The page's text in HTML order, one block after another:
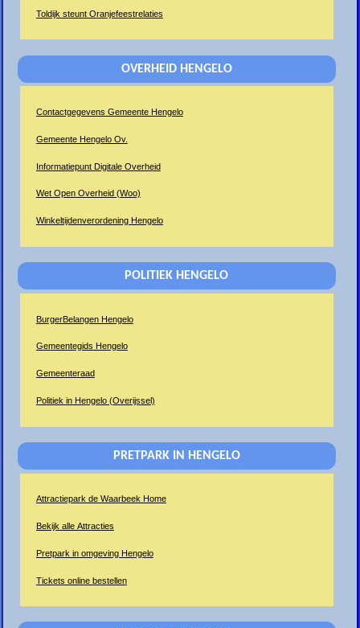
Toldijk steunt Oranjefeestrelaties
OVERHEID HENGELO
Contactgegevens Gemeente Hengelo
Gemeente Hengelo Ov.
Informatiepunt Digitale Overheid
Wet Open Overheid (Woo)
Winkeltijdenverordening Hengelo
POLITIEK HENGELO
BurgerBelangen Hengelo
Gemeentegids Hengelo
Gemeenteraad
Politiek in Hengelo (Overijssel)
PRETPARK IN HENGELO
Attractiepark de Waarbeek Home
Bekijk alle Attracties
Pretpark in omgeving Hengelo
Tickets online bestellen